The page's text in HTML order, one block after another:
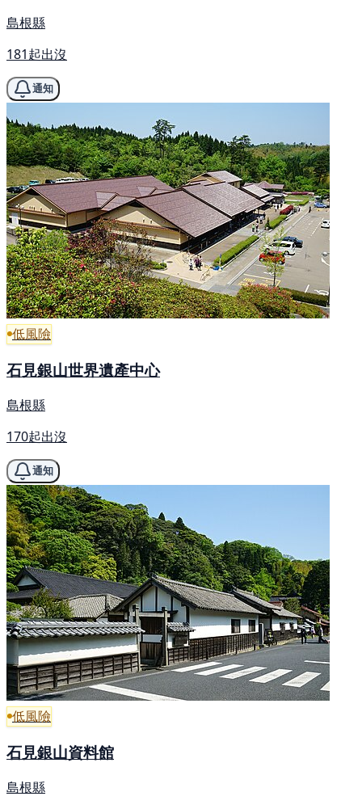
島根縣
181起出沒
通知
低風險
石見銀山世界遺產中心
島根縣
170起出沒
通知
低風險
石見銀山資料館
島根縣